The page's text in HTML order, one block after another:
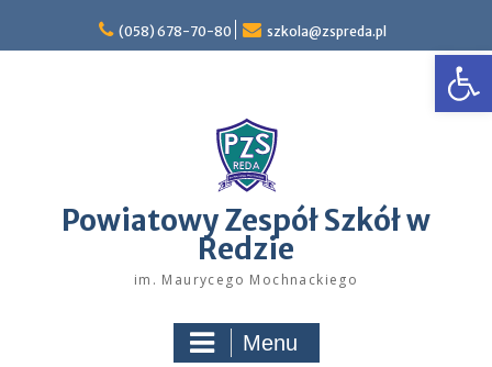
content
(058) 678-70-80 szkola@zspreda.pl
Powiatowy Zespół Szkół w
Redzie
im. Maurycego Mochnackiego
Menu